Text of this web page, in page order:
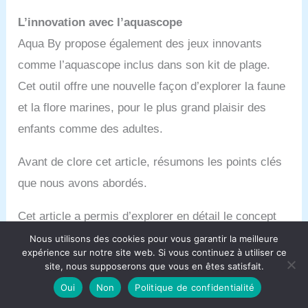
L’innovation avec l’aquascope
Aqua By propose également des jeux innovants
comme l’aquascope inclus dans son kit de plage.
Cet outil offre une nouvelle façon d’explorer la faune
et la flore marines, pour le plus grand plaisir des
enfants comme des adultes.
Avant de clore cet article, résumons les points clés
que nous avons abordés.
Cet article a permis d’explorer en détail le concept
du kit de plage parfait proposé par Aqua By. En
combinant praticité, confort et engagement
écoresponsable, ce coffret offre une solution
complète pour profiter pleinement d’une journée à la
Nous utilisons des cookies pour vous garantir la meilleure
expérience sur notre site web. Si vous continuez à utiliser ce
site, nous supposerons que vous en êtes satisfait.
Oui
Non Politique de confidentialité